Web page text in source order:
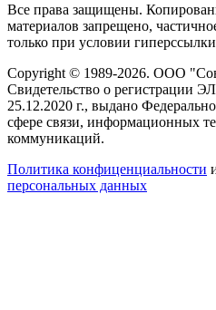
Все права защищены.
материалов запрещено,
только при условии
Copyright © 1989-2026. ООО
Свидетельство о регистрации
25.12.2020 г., выдано
сфере связи, информационных
коммуникаций.
Политика конфиценциальности
персональных данных